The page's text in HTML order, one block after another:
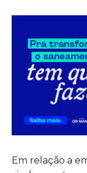
Em relação a